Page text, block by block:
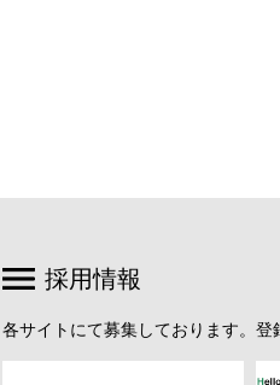
採用情報
各サイトにて募集しております。登